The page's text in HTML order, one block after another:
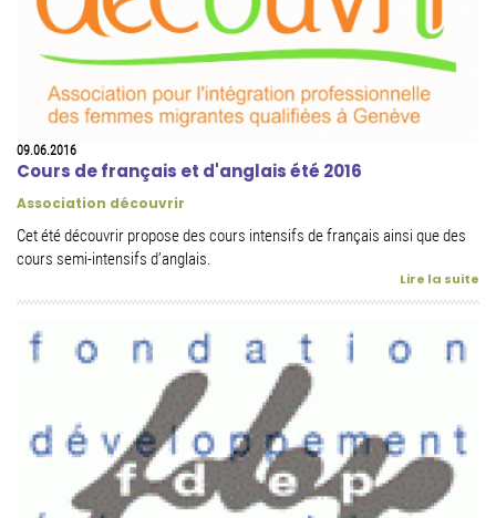
09.06.2016
Cours de français et d'anglais été 2016
Association découvrir
Cet été découvrir propose des cours intensifs de français ainsi que des
cours semi-intensifs d’anglais.
Lire la suite